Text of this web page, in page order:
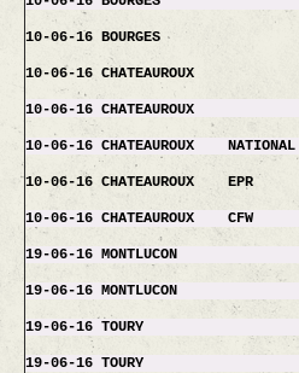
10-06-16
10-06-16
10-06-16
10-06-16
10-06-16
10-06-16
19-06-16
19-06-16
19-06-16
19-06-16